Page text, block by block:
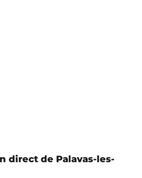
direct de Palavas-les-